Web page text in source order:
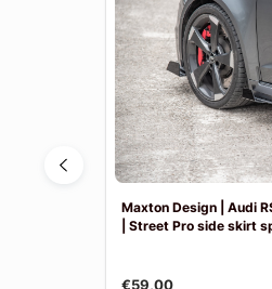
Maxton Design | Audi
| Street Pro side skirt
€59,00